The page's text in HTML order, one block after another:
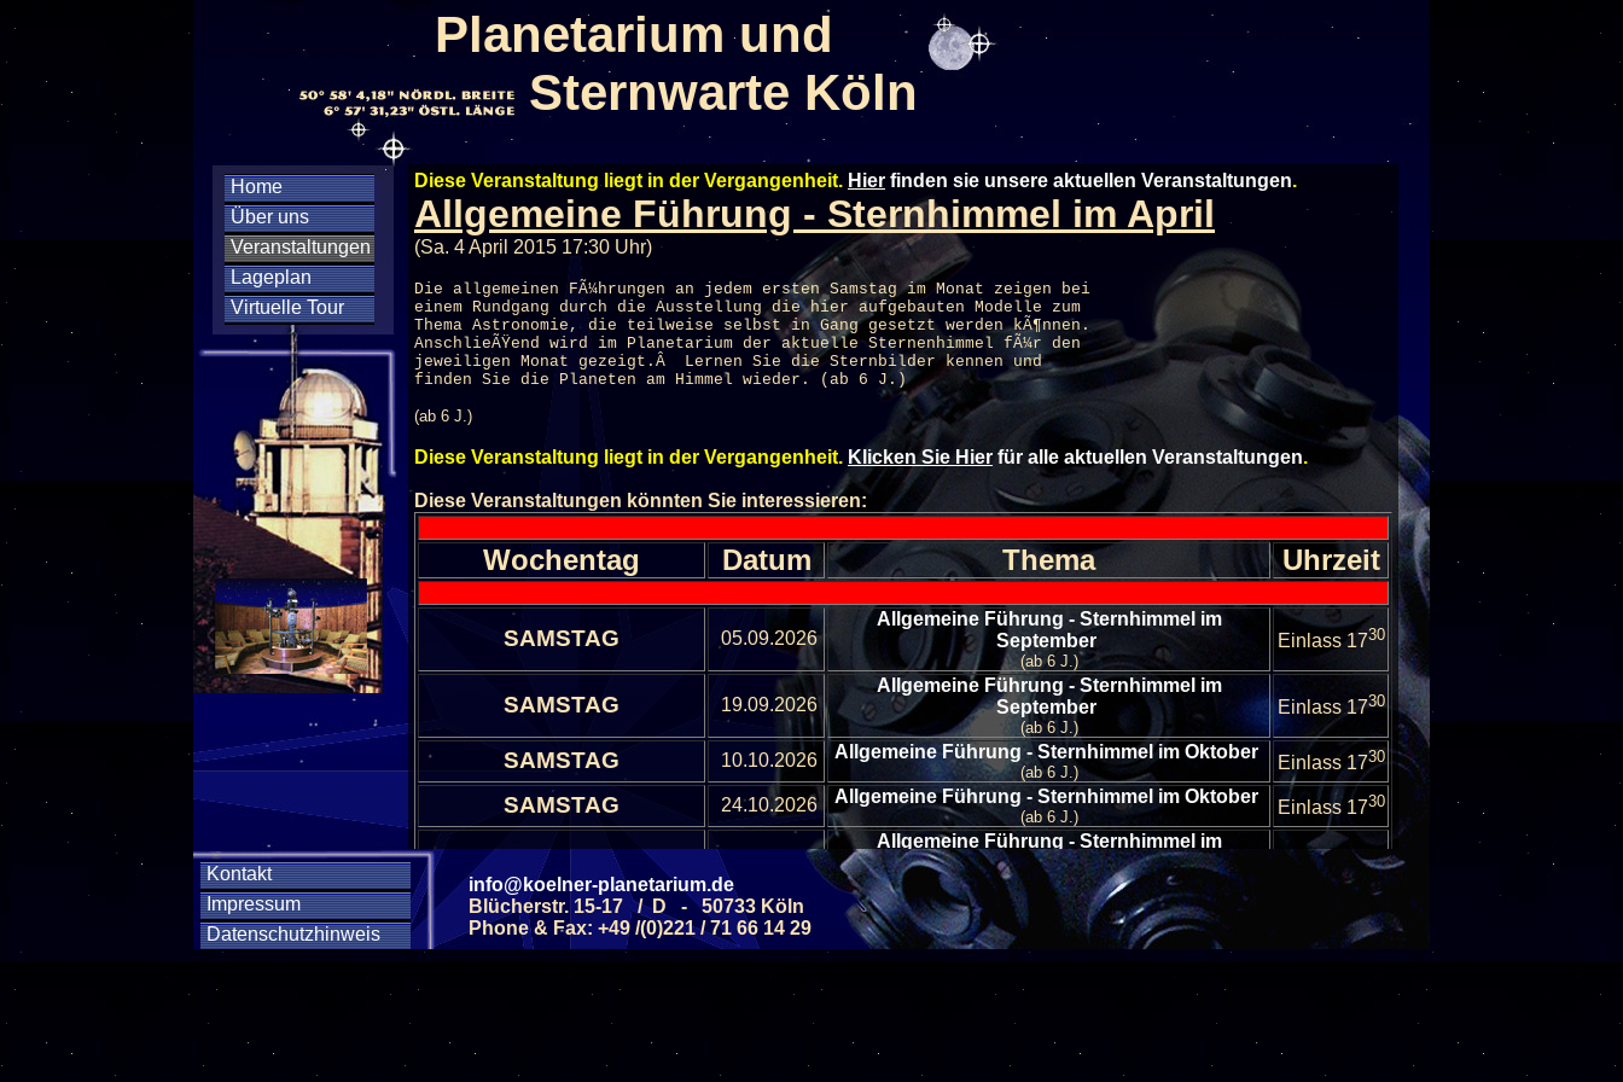
Planetarium und
Sternwarte Köln
Home
Über uns
Veranstaltungen
Lageplan
Virtuelle Tour
Kontakt
Impressum
Datenschutzhinweis
Diese Veranstaltung liegt in der Vergangenheit. Hier finden sie unsere aktuellen Veranstaltungen.
Allgemeine Führung - Sternhimmel im April
(Sa. 4 April 2015 17:30 Uhr)
Die allgemeinen FÃ¼hrungen an jedem ersten Samstag im Monat zeigen bei
einem Rundgang durch die Ausstellung die hier aufgebauten Modelle zum
Thema Astronomie, die teilweise selbst in Gang gesetzt werden kÃ¶nnen.
AnschlieÃŸend wird im Planetarium der aktuelle Sternenhimmel fÃ¼r den
jeweiligen Monat gezeigt.Â Lernen Sie die Sternbilder kennen und
finden Sie die Planeten am Himmel wieder. (ab 6 J.)
(ab 6 J.)
Diese Veranstaltung liegt in der Vergangenheit. Klicken Sie Hier für alle aktuellen Veranstaltungen.
Diese Veranstaltungen könnten Sie interessieren:
Wochentag Datum Thema Uhrzeit
SAMSTAG 05.09.2026
Allgemeine Führung - Sternhimmel im
September
(ab 6 J.)
Einlass 1730
SAMSTAG 19.09.2026
Allgemeine Führung - Sternhimmel im
September
(ab 6 J.)
Einlass 1730
SAMSTAG 10.10.2026 Allgemeine Führung - Sternhimmel im Oktober
(ab 6 J.) Einlass 1730
SAMSTAG 24.10.2026 Allgemeine Führung - Sternhimmel im Oktober
(ab 6 J.) Einlass 1730
SAMSTAG 07.11.2026
Allgemeine Führung - Sternhimmel im
November
(ab 6 J.)
Einlass 1730
SAMSTAG 21.11.2026
Allgemeine Führung - Sternhimmel im
November
(ab 6 J.)
Einlass 1730
SAMSTAG 05.12.2026
Dezember
Alle Veranstaltungen Alle Veranstaltungs Bescheibungen
info@koelner-planetarium.de
Blücherstr. 15-17 / D - 50733 Köln
Phone & Fax: +49 /(0)221 / 71 66 14 29